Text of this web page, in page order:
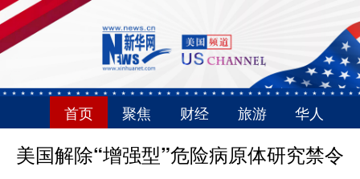
首页 聚焦 财经 旅游 华人
美国解除“增强型”危险病原体研究禁令